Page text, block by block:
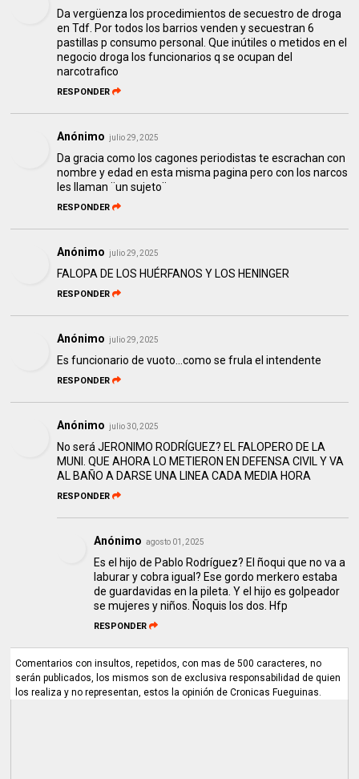
Da vergüenza los procedimientos de secuestro de droga
en Tdf. Por todos los barrios venden y secuestran 6
pastillas p consumo personal. Que inútiles o metidos en el
negocio droga los funcionarios q se ocupan del
narcotrafico
RESPONDER
Anónimo julio 29, 2025
Da gracia como los cagones periodistas te escrachan con
nombre y edad en esta misma pagina pero con los narcos
les llaman ¨un sujeto¨
RESPONDER
Anónimo julio 29, 2025
FALOPA DE LOS HUÉRFANOS Y LOS HENINGER
RESPONDER
Anónimo julio 29, 2025
Es funcionario de vuoto...como se frula el intendente
RESPONDER
Anónimo julio 30, 2025
No será JERONIMO RODRÍGUEZ? EL FALOPERO DE LA
MUNI. QUE AHORA LO METIERON EN DEFENSA CIVIL Y VA
AL BAÑO A DARSE UNA LINEA CADA MEDIA HORA
RESPONDER
Anónimo agosto 01, 2025
Es el hijo de Pablo Rodríguez? El ñoqui que no va a
laburar y cobra igual? Ese gordo merkero estaba
de guardavidas en la pileta. Y el hijo es golpeador
se mujeres y niños. Ñoquis los dos. Hfp
RESPONDER
Comentarios con insultos, repetidos, con mas de 500 caracteres, no
serán publicados, los mismos son de exclusiva responsabilidad de quien
los realiza y no representan, estos la opinión de Cronicas Fueguinas.